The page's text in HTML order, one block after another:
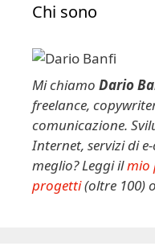
Chi sono
Mi chiamo Dario
freelance,
comunicazione.
Internet, servizi di
meglio? Leggi ilmio
progetti(oltre 100)